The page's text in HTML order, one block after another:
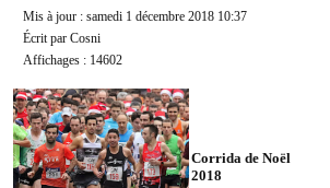
Mis à jour : samedi 1 décembre 2018 10:37
Écrit par Cosni
Affichages : 14602
Corrida de Noël
2018